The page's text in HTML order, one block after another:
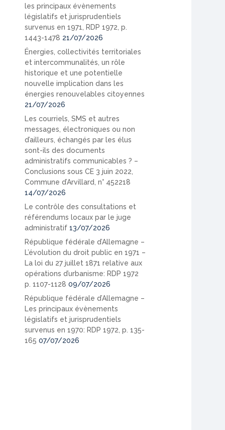
les principaux évènements
législatifs et jurisprudentiels
survenus en 1971, RDP 1972, p.
1443-1478 21/07/2026
Énergies, collectivités territoriales
et intercommunalités, un rôle
historique et une potentielle
nouvelle implication dans les
énergies renouvelables citoyennes
21/07/2026
Les courriels, SMS et autres
messages, électroniques ou non
d’ailleurs, échangés par les élus
sont-ils des documents
administratifs communicables ? –
Conclusions sous CE 3 juin 2022,
Commune d’Arvillard, n° 452218
14/07/2026
Le contrôle des consultations et
référendums locaux par le juge
administratif 13/07/2026
République fédérale d’Allemagne –
L’évolution du droit public en 1971 –
La loi du 27 juillet 1871 relative aux
opérations d’urbanisme: RDP 1972
p. 1107-1128 09/07/2026
République fédérale d’Allemagne –
Les principaux évènements
législatifs et jurisprudentiels
survenus en 1970: RDP 1972, p. 135-
165 07/07/2026